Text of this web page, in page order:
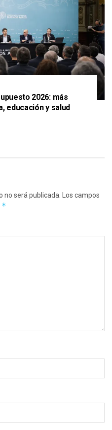
2026: más
educación y salud
no será publicada. Los campos
*